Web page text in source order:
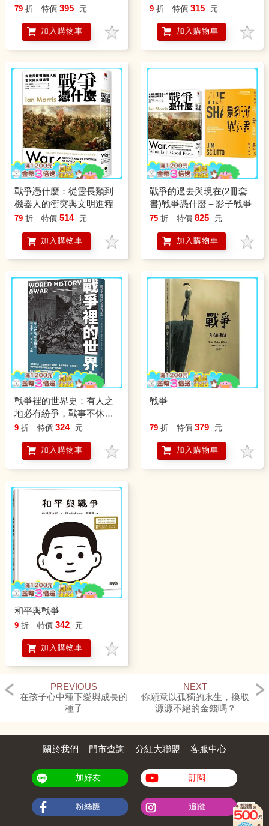
訊戰，在世界強權博弈中
79 折 特價 395 元
加入購物車
╳獨立戰爭╳起義戰爭
9 折 特價 315 元
加入購物車
戰爭憑什麼：從靈長類到
機器人的衝突與文明進程
79 折 特價 514 元
加入購物車
戰爭的過去與現在(2冊套
書)戰爭憑什麼＋影子戰爭
75 折 特價 825 元
加入購物車
戰爭裡的世界史：有人之
地必有紛爭，戰事不休
3000年
9 折 特價 324 元
加入購物車
戰爭
79 折 特價 379 元
加入購物車
和平與戰爭
9 折 特價 342 元
加入購物車
PREVIOUS
在孩子心中種下愛與成長的
種子
NEXT
你願意以孤獨的永生，換取
源源不絕的金錢嗎？
關於我們 門市查詢 分紅大聯盟 客服中心
加好友 訂閱
粉絲團 追蹤